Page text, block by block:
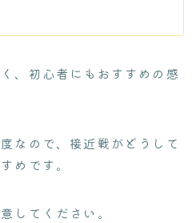
、初心者にもおすすめの感
なので、接近戦がどうして
めです。
してください。